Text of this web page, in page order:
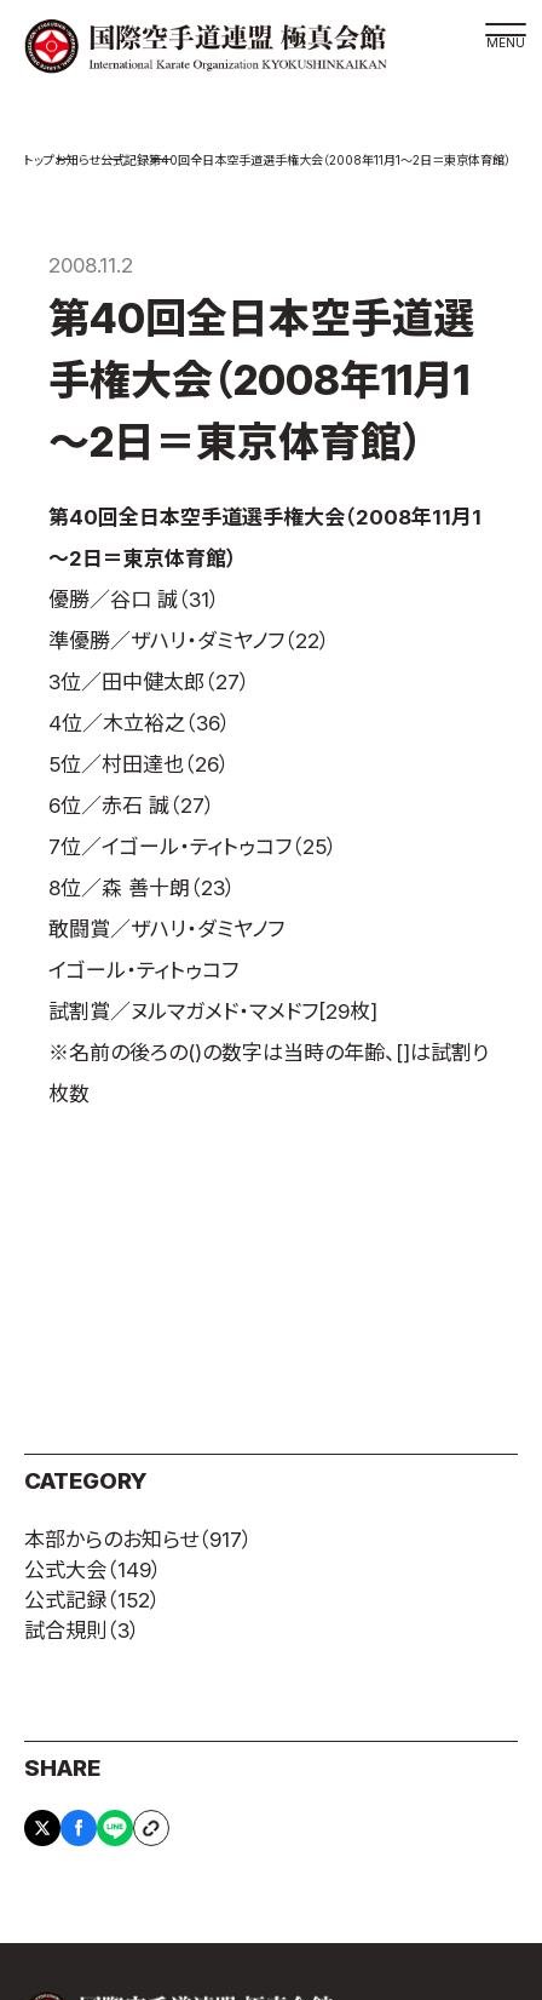
大山倍達総裁 紹介
松井章奎館長 紹介
極真の歴史
極真会館の概要
役員紹介
各委員会紹介
本部からのお知らせ
支部からのお知らせ
公式大会
公式記録
入門のご案内
青少年部・保護者の方へ
一般の部・壮年部の方
会員制度
お知らせ公式記録第40回全日本空手道選手権大会（2008年11月1～2日＝東京体育館）
2008.11.2
第40回全日本空手道選
手権大会（2008年11月1
～2日＝東京体育館）
第40 回全日本空手道選手権大会（2008年11月1
～2 日＝東京体育館）
優勝／谷口 誠（31）
準優勝／ザハリ・ダミヤノフ（22）
3位／田中健太郎（27）
4位／木立裕之（36）
5位／村田達也（26）
6位／赤石 誠（27）
7位／イゴール・ティトゥコフ（25）
8位／森 善十朗（23）
敢闘賞／ザハリ・ダミヤノフ
イゴール・ティトゥコフ
試割賞／ヌルマガメド・マメドフ[29枚]
※名前の後ろの()の数字は当時の年齢、[]は試割り
枚数
CATEGORY
本部からのお知らせ（917）
公式大会（149）
公式記録（152）
試合規則 （3）
SHARE